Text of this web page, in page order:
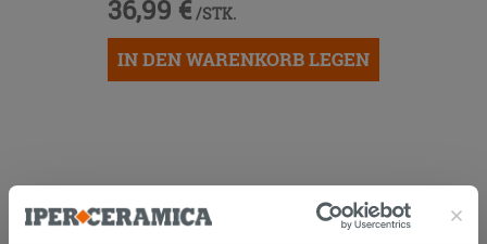
36,99 € /STK.
IN DEN WARENKORB LEGEN